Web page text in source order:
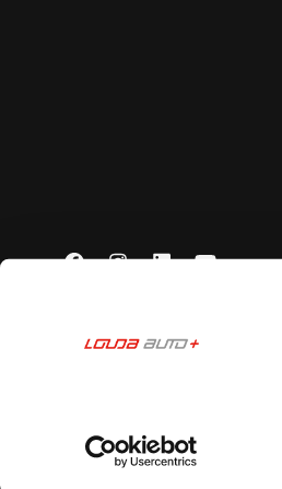
© 2026 Louda Auto a.s.
This site is protected by